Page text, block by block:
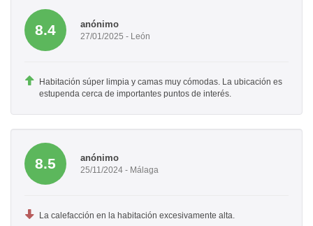
8.4 anónimo
27/01/2025 - León
Habitación súper limpia y camas muy cómodas. La ubicación es
estupenda cerca de importantes puntos de interés.
8.5 anónimo
25/11/2024 - Málaga
La calefacción en la habitación excesivamente alta.